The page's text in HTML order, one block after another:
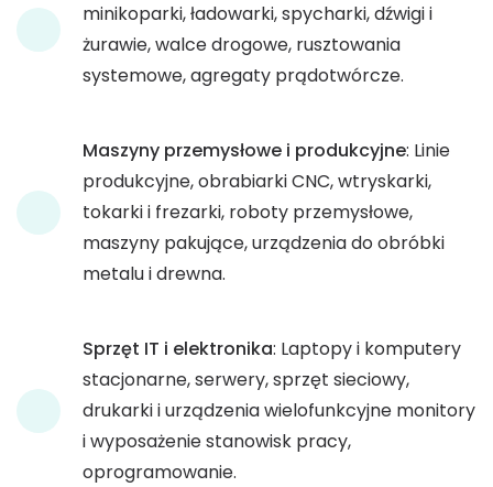
minikoparki, ładowarki, spycharki, dźwigi i
żurawie, walce drogowe, rusztowania
systemowe, agregaty prądotwórcze.
Maszyny przemysłowe i produkcyjne: Linie
produkcyjne, obrabiarki CNC, wtryskarki,
tokarki i frezarki, roboty przemysłowe,
maszyny pakujące, urządzenia do obróbki
metalu i drewna.
Sprzęt IT i elektronika: Laptopy i komputery
stacjonarne, serwery, sprzęt sieciowy,
drukarki i urządzenia wielofunkcyjne monitory
i wyposażenie stanowisk pracy,
oprogramowanie.